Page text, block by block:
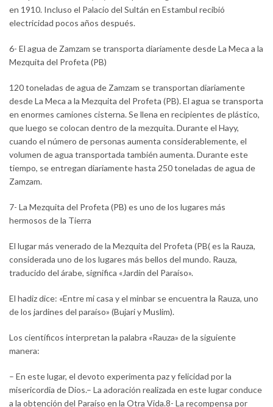
en 1910. Incluso el Palacio del Sultán en Estambul recibió
electricidad pocos años después.
6- El agua de Zamzam se transporta diariamente desde La Meca a la
Mezquita del Profeta (PB)
120 toneladas de agua de Zamzam se transportan diariamente
desde La Meca a la Mezquita del Profeta (PB). El agua se transporta
en enormes camiones cisterna. Se llena en recipientes de plástico,
que luego se colocan dentro de la mezquita. Durante el Hayy,
cuando el número de personas aumenta considerablemente, el
volumen de agua transportada también aumenta. Durante este
tiempo, se entregan diariamente hasta 250 toneladas de agua de
Zamzam.
7- La Mezquita del Profeta (PB) es uno de los lugares más
hermosos de la Tierra
El lugar más venerado de la Mezquita del Profeta (PB( es la Rauza,
considerada uno de los lugares más bellos del mundo. Rauza,
traducido del árabe, significa «Jardín del Paraíso».
El hadiz dice: «Entre mi casa y el minbar se encuentra la Rauza, uno
de los jardines del paraíso» (Bujari y Muslim).
Los científicos interpretan la palabra «Rauza» de la siguiente
manera:
– En este lugar, el devoto experimenta paz y felicidad por la
misericordia de Dios.– La adoración realizada en este lugar conduce
a la obtención del Paraíso en la Otra Vida.8- La recompensa por